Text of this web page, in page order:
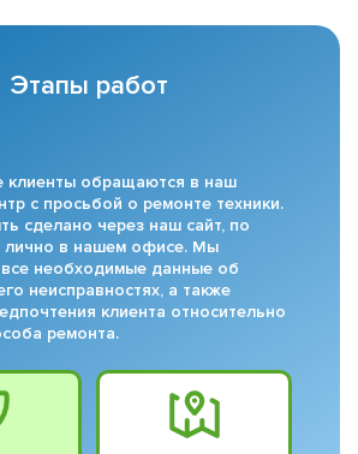
Этапы работ
клиенты обращаются в наш
с просьбой о ремонте техники.
сделано через наш сайт, по
лично в нашем офисе. Мы
все необходимые данные об
неисправностях, а также
клиента относительно
ремонта.